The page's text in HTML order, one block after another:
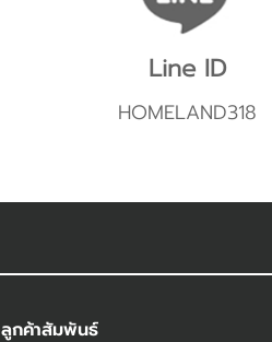
Line ID
HOMELAND318
ลูกค้าสัมพันธ์